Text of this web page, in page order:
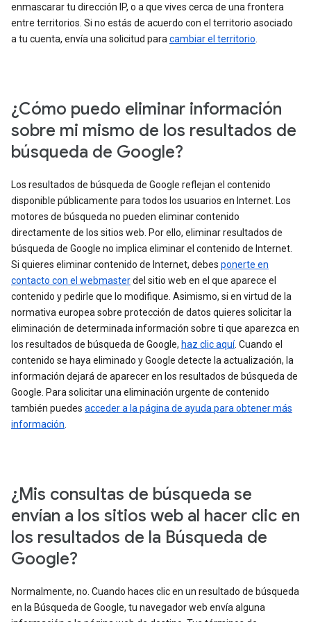
enmascarar tu dirección IP, o a que vives cerca de una frontera
entre territorios. Si no estás de acuerdo con el territorio asociado
a tu cuenta, envía una solicitud para cambiar el territorio
¿Cómo puedo eliminar información
sobre mi mismo de los resultados de
búsqueda de Google?
Los resultados de búsqueda de Google reflejan el contenido
disponible públicamente para todos los usuarios en Internet. Los
motores de búsqueda no pueden eliminar contenido
directamente de los sitios web. Por ello, eliminar resultados de
búsqueda de Google no implica eliminar el contenido de Internet.
Si quieres eliminar contenido de Internet, debes ponerte en
contacto con el webmasterdel sitio web en el que aparece el
contenido y pedirle que lo modifique. Asimismo, si en virtud de la
normativa europea sobre protección de datos quieres solicitar la
eliminación de determinada información sobre ti que aparezca en
los resultados de búsqueda de Google, haz clic aquí. Cuando el
contenido se haya eliminado y Google detecte la actualización, la
información dejará de aparecer en los resultados de búsqueda de
Google. Para solicitar una eliminación urgente de contenido
también puedes acceder a la página de ayuda para obtener más
información
¿Mis consultas de búsqueda se
envían a los sitios web al hacer clic en
los resultados de la Búsqueda de
Google?
Normalmente, no. Cuando haces clic en un resultado de búsqueda
en la Búsqueda de Google, tu navegador web envía alguna